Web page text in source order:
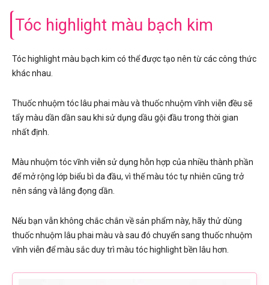
Tóc highlight màu bạch kim
Tóc highlight màu bạch kim có thể được tạo nên từ các công thức
khác nhau.
Thuốc nhuộm tóc lâu phai màu và thuốc nhuộm vĩnh viễn đều sẽ
tẩy màu dần dần sau khi sử dụng dầu gội đầu trong thời gian
nhất định.
Màu nhuộm tóc vĩnh viễn sử dụng hỗn hợp của nhiều thành phần
để mở rộng lớp biểu bì da đầu, vì thế màu tóc tự nhiên cũng trở
nên sáng và lắng đọng dần.
Nếu bạn vẫn không chắc chắn về sản phẩm này, hãy thử dùng
thuốc nhuộm lâu phai màu và sau đó chuyển sang thuốc nhuộm
vĩnh viễn để màu sắc duy trì màu tóc highlight bền lâu hơn.